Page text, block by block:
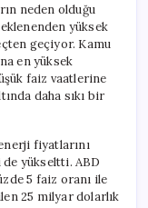
19
Yıl
Sonra
Bir
Gerçekleşti
için
neden olduğu
yüksek
geçiyor. Kamu
en yüksek
faiz vaatlerine
daha sıkı bir
fiyatlarını
yükseltti. ABD
5 faiz oranı ile
25 milyar dolarlık